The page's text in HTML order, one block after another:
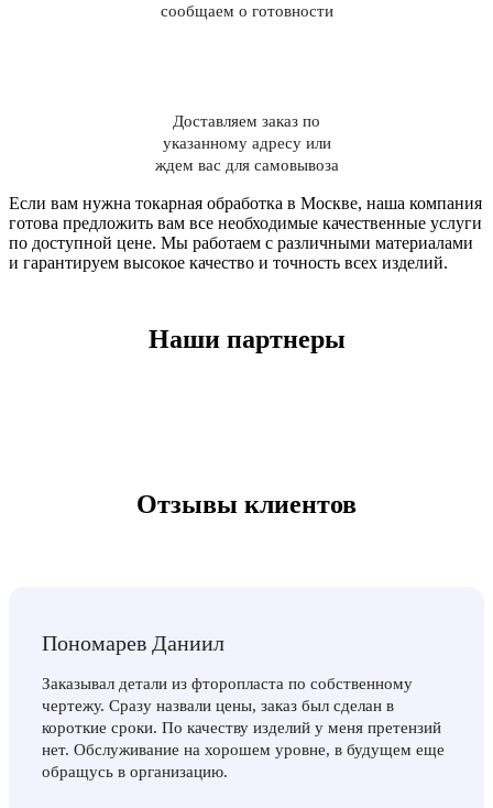
сообщаем о готовности
Доставляем заказ по
указанному адресу или
ждем вас для самовывоза
Если вам нужна токарная обработка в Москве, наша компания
готова предложить вам все необходимые качественные услуги
по доступной цене. Мы работаем с различными материалами
и гарантируем высокое качество и точность всех изделий.
Наши партнеры
Отзывы клиентов
Пономарев Даниил
Заказывал детали из фторопласта по собственному
чертежу. Сразу назвали цены, заказ был сделан в
короткие сроки. По качеству изделий у меня претензий
нет. Обслуживание на хорошем уровне, в будущем еще
обращусь в организацию.